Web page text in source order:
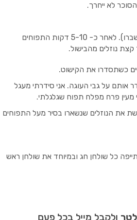
לא ייחרך.
מבשלים את התפוחים תוך ערבוב מדי פעם (בעדינות, שלא יישברו). לאחר כ- 5-10 דקות התפוחים
נוזלים מהבישול.
כשתסדרו את הקישוט.
על גבי העוגה. אני סידרתי מעגל
מעין פרח מפלח תפוח שגלגלתי.
את הנוזלים שנשארו בסיר מעל התפוחים
כל שולחן חג ובמיוחד את שולחן ראש
ולקבל מייל בכל פעם